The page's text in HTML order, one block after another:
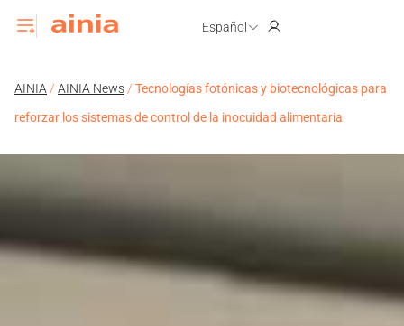
Español
AINIA / AINIA News / Tecnologías fotónicas y biotecnológicas para
reforzar los sistemas de control de la inocuidad alimentaria